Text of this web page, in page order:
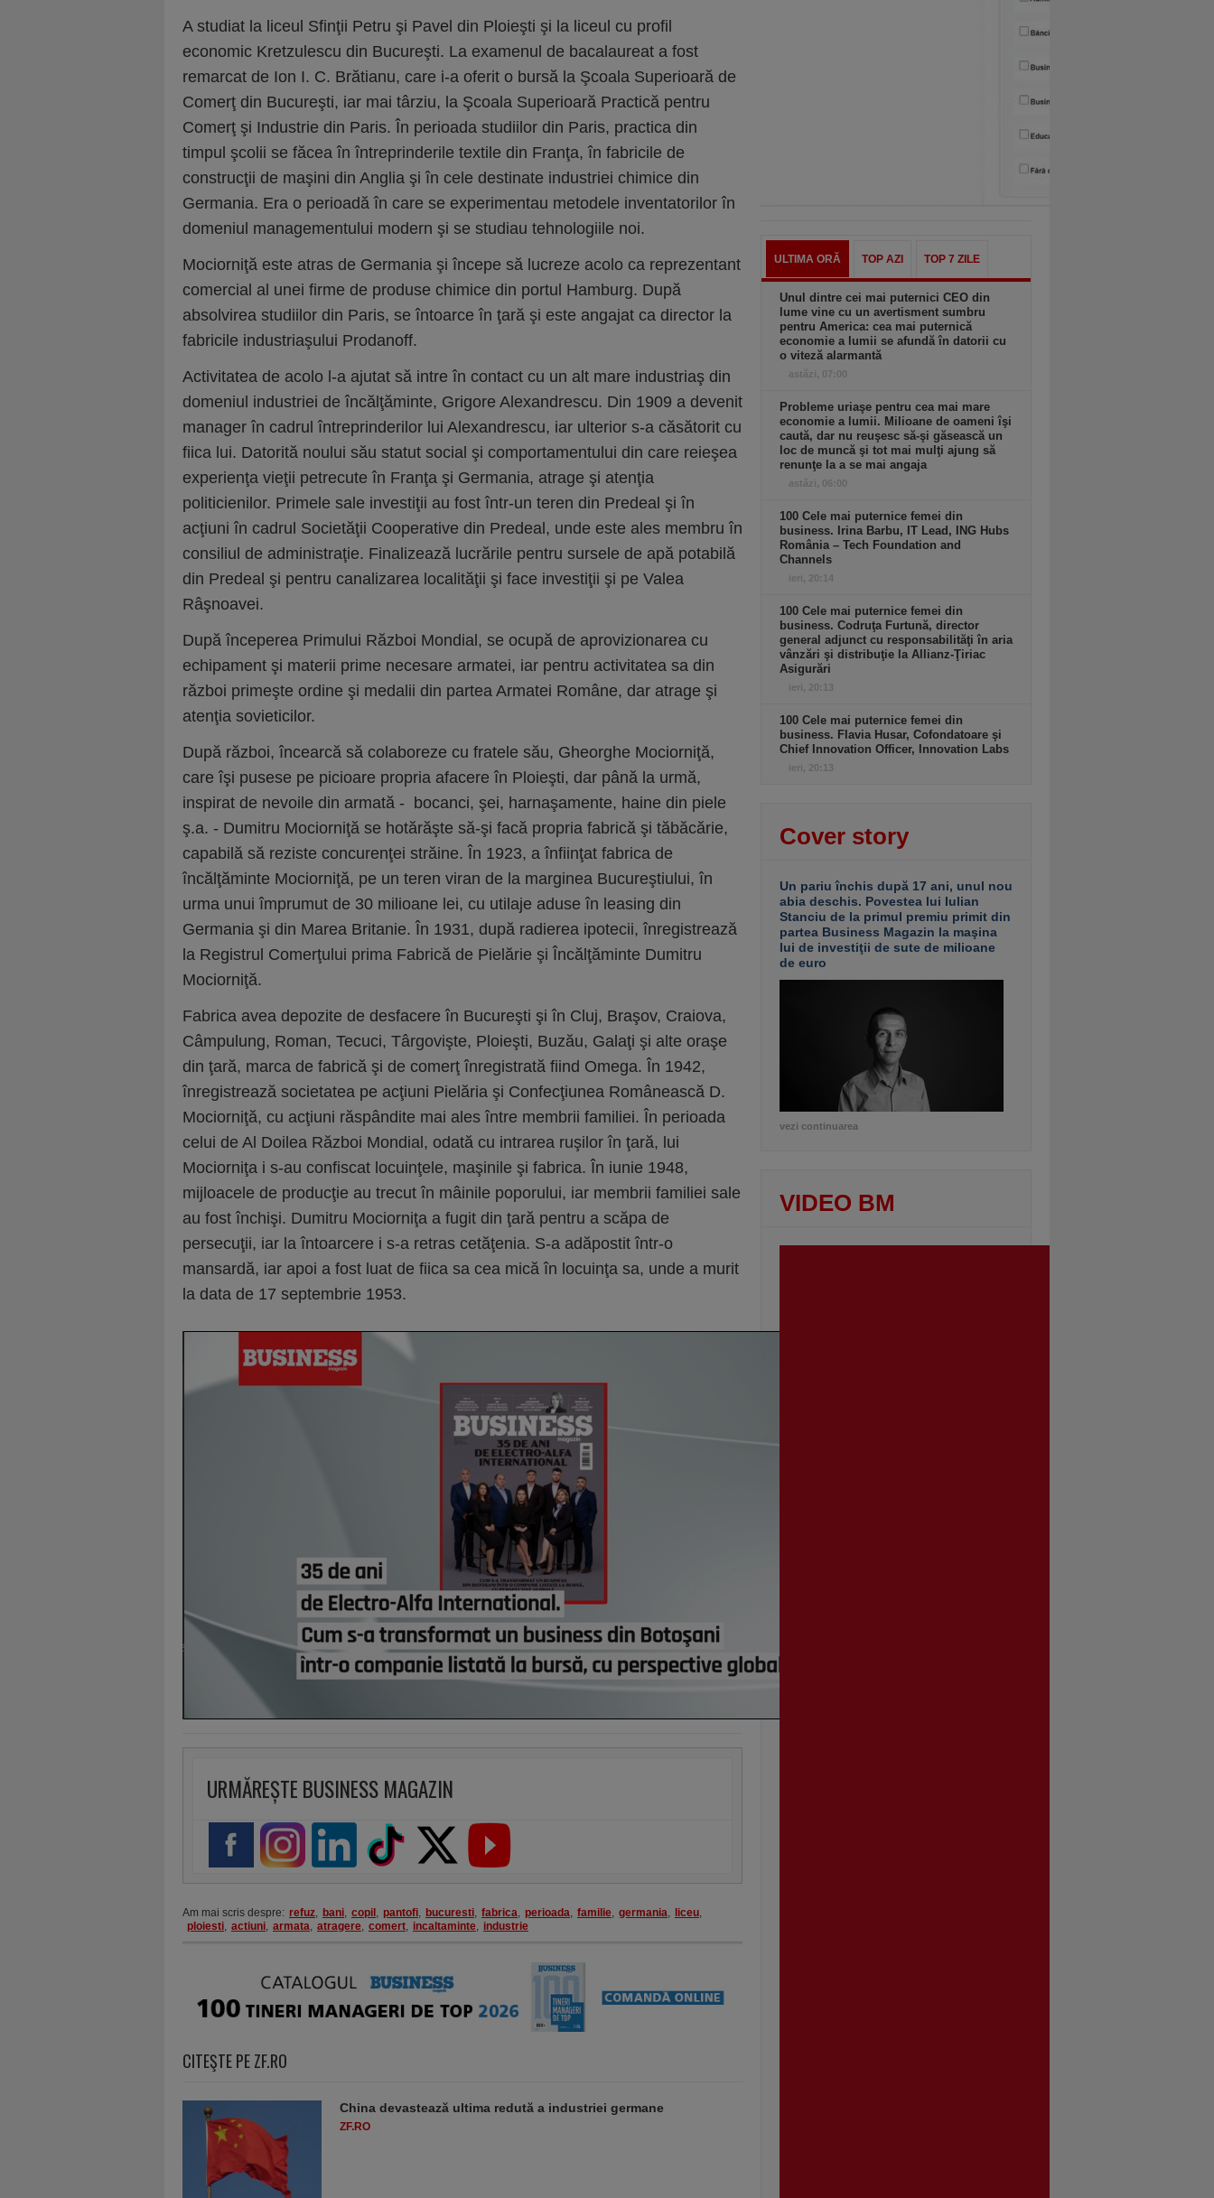
A studiat la liceul Sfinţii Petru şi Pavel din Ploieşti şi la liceul cu profil
economic Kretzulescu din Bucureşti. La examenul de bacalaureat a fost
remarcat de Ion I. C. Brătianu, care i-a oferit o bursă la Şcoala Superioară de
Comerţ din Bucureşti, iar mai târziu, la Şcoala Superioară Practică pentru
Comerţ şi Industrie din Paris. În perioada studiilor din Paris, practica din
timpul şcolii se făcea în întreprinderile textile din Franţa, în fabricile de
construcţii de maşini din Anglia şi în cele destinate industriei chimice din
Germania. Era o perioadă în care se experimentau metodele inventatorilor în
domeniul managementului modern şi se studiau tehnologiile noi.
Mociorniţă este atras de Germania şi începe să lucreze acolo ca reprezentant
comercial al unei firme de produse chimice din portul Hamburg. După
absolvirea studiilor din Paris, se întoarce în ţară şi este angajat ca director la
fabricile industriaşului Prodanoff.
Activitatea de acolo l-a ajutat să intre în contact cu un alt mare industriaş din
domeniul industriei de încălţăminte, Grigore Alexandrescu. Din 1909 a devenit
manager în cadrul întreprinderilor lui Alexandrescu, iar ulterior s-a căsătorit cu
fiica lui. Datorită noului său statut social şi comportamentului din care reieşea
experienţa vieţii petrecute în Franţa şi Germania, atrage şi atenţia
politicienilor. Primele sale investiţii au fost într-un teren din Predeal şi în
acţiuni în cadrul Societăţii Cooperative din Predeal, unde este ales membru în
consiliul de administraţie. Finalizează lucrările pentru sursele de apă potabilă
din Predeal şi pentru canalizarea localităţii şi face investiţii şi pe Valea
Râşnoavei.
După începerea Primului Război Mondial, se ocupă de aprovizionarea cu
echipament şi materii prime necesare armatei, iar pentru activitatea sa din
război primeşte ordine şi medalii din partea Armatei Române, dar atrage şi
atenţia sovieticilor.
După război, încearcă să colaboreze cu fratele său, Gheorghe Mociorniţă,
care îşi pusese pe picioare propria afacere în Ploieşti, dar până la urmă,
inspirat de nevoile din armată - bocanci, şei, harnaşamente, haine din piele
ş.a. - Dumitru Mociorniţă se hotărăşte să-şi facă propria fabrică şi tăbăcărie,
capabilă să reziste concurenţei străine. În 1923, a înfiinţat fabrica de
încălţăminte Mociorniţă, pe un teren viran de la marginea Bucureştiului, în
urma unui împrumut de 30 milioane lei, cu utilaje aduse în leasing din
Germania şi din Marea Britanie. În 1931, după radierea ipotecii, înregistrează
la Registrul Comerţului prima Fabrică de Pielărie şi Încălţăminte Dumitru
Mociorniţă.
Fabrica avea depozite de desfacere în Bucureşti şi în Cluj, Braşov, Craiova,
Câmpulung, Roman, Tecuci, Târgovişte, Ploieşti, Buzău, Galaţi şi alte oraşe
din ţară, marca de fabrică şi de comerţ înregistrată fiind Omega. În 1942,
înregistrează societatea pe acţiuni Pielăria şi Confecţiunea Românească D.
Mociorniţă, cu acţiuni răspândite mai ales între membrii familiei. În perioada
celui de Al Doilea Război Mondial, odată cu intrarea ruşilor în ţară, lui
Mociorniţa i s-au confiscat locuinţele, maşinile şi fabrica. În iunie 1948,
mijloacele de producţie au trecut în mâinile poporului, iar membrii familiei sale
au fost închişi. Dumitru Mociorniţa a fugit din ţară pentru a scăpa de
persecuţii, iar la întoarcere i s-a retras cetăţenia. S-a adăpostit într-o
mansardă, iar apoi a fost luat de fiica sa cea mică în locuinţa sa, unde a murit
la data de 17 septembrie 1953.
URMĂREȘTE BUSINESS MAGAZIN
Am mai scris despre: refuz, bani, copil , pantofi, bucuresti, fabrica, perioada, familie, germania, liceu,
ploiesti, actiuni, armata, atragere, comert, incaltaminte, industrie
CITEŞTE PE ZF.RO
China devastează ultima redută a industriei germane
ZF.RO
ULTIMA ORĂ TOP AZI TOP 7 ZILE
Unul dintre cei mai puternici CEO din
lume vine cu un avertisment sumbru
pentru America: cea mai puternică
economie a lumii se afundă în datorii cu
o viteză alarmantă
astăzi, 07:00
Probleme uriaşe pentru cea mai mare
economie a lumii. Milioane de oameni îşi
caută, dar nu reuşesc să-şi găsească un
loc de muncă şi tot mai mulţi ajung să
renunţe la a se mai angaja
astăzi, 06:00
100 Cele mai puternice femei din
business. Irina Barbu, IT Lead, ING Hubs
România – Tech Foundation and
Channels
ieri, 20:14
100 Cele mai puternice femei din
business. Codruţa Furtună, director
general adjunct cu responsabilităţi în aria
vânzări şi distribuţie la Allianz-Ţiriac
Asigurări
ieri, 20:13
100 Cele mai puternice femei din
business. Flavia Husar, Cofondatoare şi
Chief Innovation Officer, Innovation Labs
ieri, 20:13
Cover story
Un pariu închis după 17 ani, unul nou
abia deschis. Povestea lui Iulian
Stanciu de la primul premiu primit din
partea Business Magazin la maşina
lui de investiţii de sute de milioane
de euro
vezi continuarea
VIDEO BM